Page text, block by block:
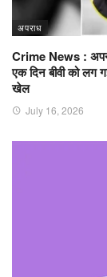
अपराध
Crime News :
एक दिन बीवी को
खेल
July 16, 2026